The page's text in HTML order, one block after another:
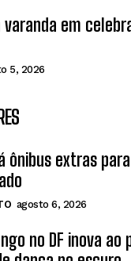
em
5, 2026
ônibus extras
agosto 6, 2026
no DF inova ao